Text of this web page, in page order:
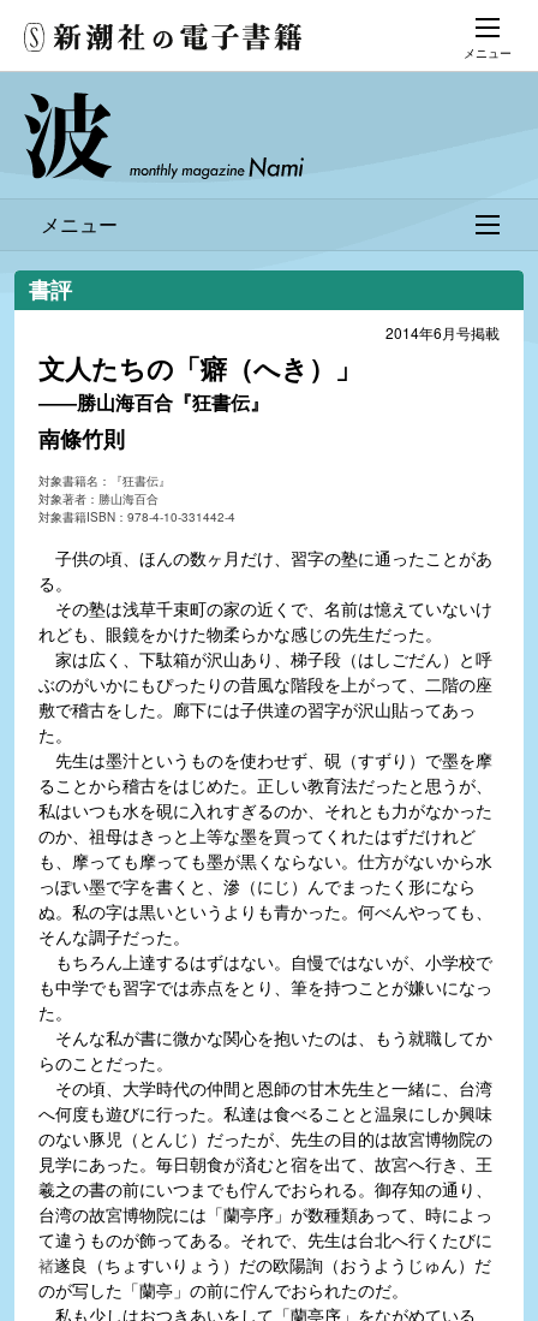
メニュー
メニュー
書評
2014年6月号掲載
文人たちの「癖（へき）」
――勝山海百合『狂書伝』
南條竹則
対象書籍名：『狂書伝』
対象著者：勝山海百合
対象書籍ISBN：978-4-10-331442-4
子供の頃、ほんの数ヶ月だけ、習字の塾に通ったことがあ
る。
その塾は浅草千束町の家の近くで、名前は憶えていないけ
れども、眼鏡をかけた物柔らかな感じの先生だった。
家は広く、下駄箱が沢山あり、梯子段（はしごだん）と呼
ぶのがいかにもぴったりの昔風な階段を上がって、二階の座
敷で稽古をした。廊下には子供達の習字が沢山貼ってあっ
た。
先生は墨汁というものを使わせず、硯（すずり）で墨を摩
ることから稽古をはじめた。正しい教育法だったと思うが、
私はいつも水を硯に入れすぎるのか、それとも力がなかった
のか、祖母はきっと上等な墨を買ってくれたはずだけれど
も、摩っても摩っても墨が黒くならない。仕方がないから水
っぽい墨で字を書くと、滲（にじ）んでまったく形になら
ぬ。私の字は黒いというよりも青かった。何べんやっても、
そんな調子だった。
もちろん上達するはずはない。自慢ではないが、小学校で
も中学でも習字では赤点をとり、筆を持つことが嫌いになっ
た。
そんな私が書に微かな関心を抱いたのは、もう就職してか
らのことだった。
その頃、大学時代の仲間と恩師の甘木先生と一緒に、台湾
へ何度も遊びに行った。私達は食べることと温泉にしか興味
のない豚児（とんじ）だったが、先生の目的は故宮博物院の
見学にあった。毎日朝食が済むと宿を出て、故宮へ行き、王
羲之の書の前にいつまでも佇んでおられる。御存知の通り、
台湾の故宮博物院には「蘭亭序」が数種類あって、時によっ
て違うものが飾ってある。それで、先生は台北へ行くたびに
褚遂良（ちょすいりょう）だの欧陽詢（おうようじゅん）だ
のが写した「蘭亭」の前に佇んでおられたのだ。
私も少しはおつきあいをして「蘭亭序」をながめている